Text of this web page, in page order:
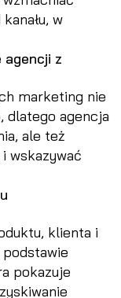
w
agencji z
marketing nie
dlatego agencja
ale też
wskazywać
klienta i
pokazuje